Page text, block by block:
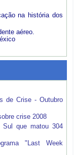
na história dos
aéreo.
de Crise - Outubro
crise 2008
que matou 304
"Last Week